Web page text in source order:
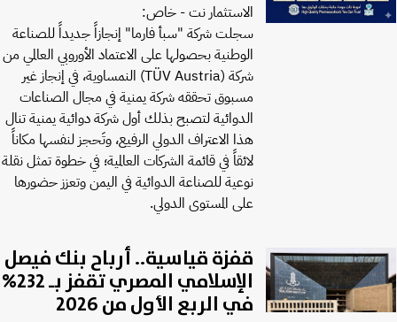
​الاستثمار نت - خاص:
​سجلت شركة "سبأ فارما" إنجازاً جديداً للصناعة
الوطنية بحصولها على الاعتماد الأوروبي العالمي من
شركة (TÜV Austria) النمساوية، في إنجاز غير
مسبوق تحققه شركة يمنية في مجال الصناعات
الدوائية لتصبح بذلك أول شركة دوائية يمنية تنال
هذا الاعتراف الدولي الرفيع، وتَحجز لنفسها مكاناً
لائقاً في قائمة الشركات العالمية؛ في خطوة تمثل نقلة
نوعية للصناعة الدوائية في اليمن وتعزز حضورها
على المستوى الدولي.
قفزة قياسية.. أرباح بنك فيصل
الإسلامي المصري تقفز بـ 232%
في الربع الأول من 2026